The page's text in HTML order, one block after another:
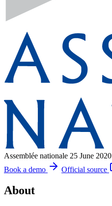
Assemblée nationale 25 June 2020
Book a demo
Official source
About